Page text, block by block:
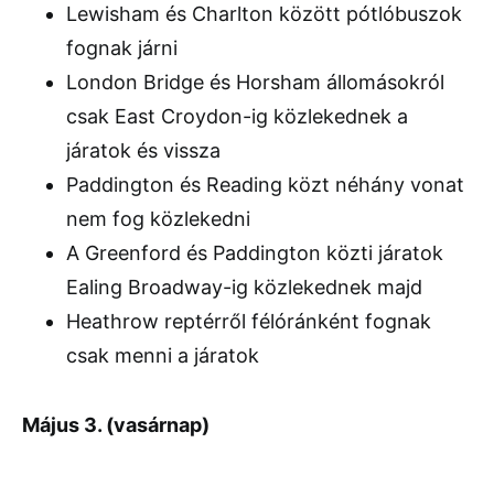
Lewisham és Charlton között pótlóbuszok
fognak járni
London Bridge és Horsham állomásokról
csak East Croydon-ig közlekednek a
járatok és vissza
Paddington és Reading közt néhány vonat
nem fog közlekedni
A Greenford és Paddington közti járatok
Ealing Broadway-ig közlekednek majd
Heathrow reptérről félóránként fognak
csak menni a járatok
Május 3. (vasárnap)